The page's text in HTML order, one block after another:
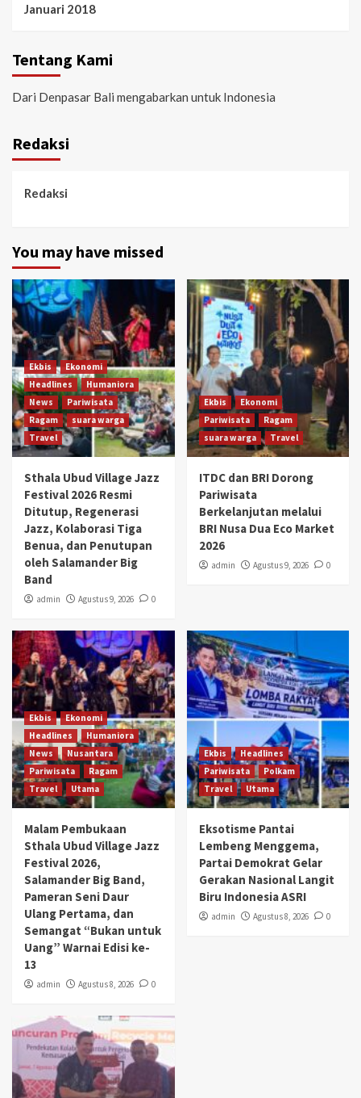
Januari 2018
Tentang Kami
Dari Denpasar Bali mengabarkan untuk Indonesia
Redaksi
Redaksi
You may have missed
Ekbis
Ekonomi
Headlines
Humaniora
News
Pariwisata
Ragam
suara warga
Travel
Sthala Ubud Village Jazz
Festival 2026 Resmi
Ditutup, Regenerasi
Jazz, Kolaborasi Tiga
Benua, dan Penutupan
oleh Salamander Big
Band
admin Agustus 9, 2026 0
Ekbis
Ekonomi
Pariwisata
Ragam
suara warga
Travel
ITDC dan BRI Dorong
Pariwisata
Berkelanjutan melalui
BRI Nusa Dua Eco Market
2026
admin Agustus 9, 2026 0
Ekbis
Ekonomi
Headlines
Humaniora
News
Nusantara
Pariwisata
Ragam
Travel
Utama
Malam Pembukaan
Sthala Ubud Village Jazz
Festival 2026,
Salamander Big Band,
Pameran Seni Daur
Ulang Pertama, dan
Semangat “Bukan untuk
Uang” Warnai Edisi ke-
13
admin Agustus 8, 2026 0
Ekbis
Headlines
Pariwisata
Polkam
Travel
Utama
Eksotisme Pantai
Lembeng Menggema,
Partai Demokrat Gelar
Gerakan Nasional Langit
Biru Indonesia ASRI
admin Agustus 8, 2026 0